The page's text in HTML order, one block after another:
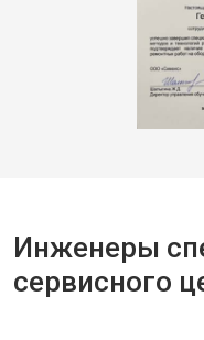
Инженеры
сервисного